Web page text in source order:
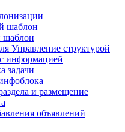
шаблон
Управление структурой
информацией
задачи
и размещение
объявлений